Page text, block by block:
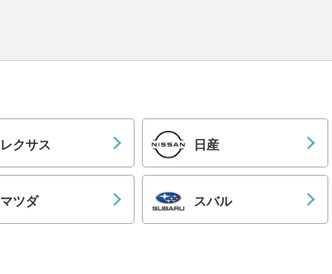
レクサス 日産
マツダ スバル